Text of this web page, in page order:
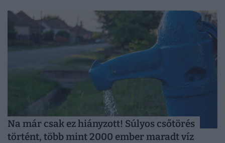
Na már csak ez hiányzott! Súlyos csőtörés
történt, több mint 2000 ember maradt víz